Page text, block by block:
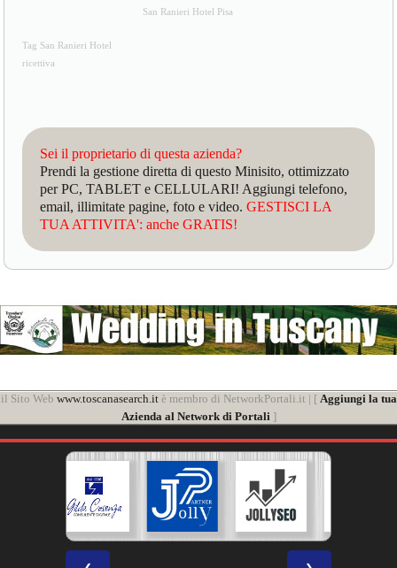
San Ranieri Hotel Pisa
Tag San Ranieri Hotel
ricettiva
Sei il proprietario di questa azienda?
Prendi la gestione diretta di questo Minisito, ottimizzato
per PC, TABLET e CELLULARI! Aggiungi telefono,
email, illimitate pagine, foto e video.GESTISCI LA
TUA ATTIVITA': anche GRATIS!
il Sito Web www.toscanasearch.itè membro di NetworkPortali.it | [ Aggiungi la tua
Azienda al Network di Portali ]